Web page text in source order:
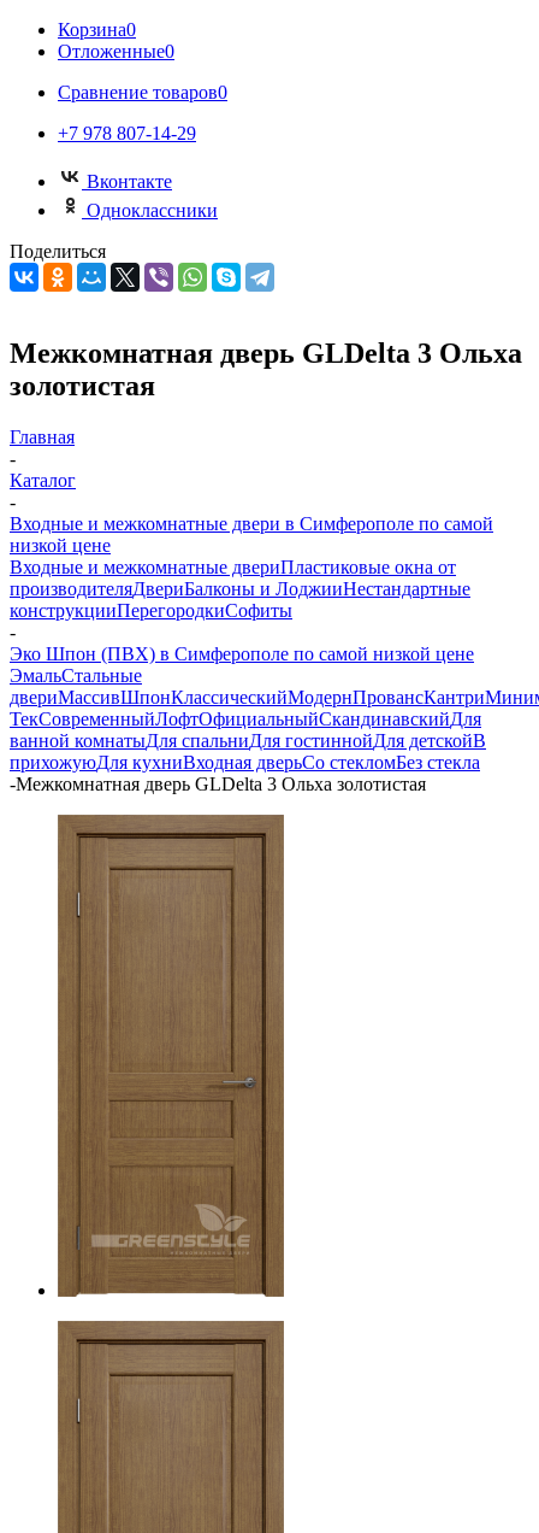
Корзина0
Отложенные0
Сравнение товаров0
+7 978 807-14-29
Вконтакте
Одноклассники
Поделиться
Межкомнатная дверь GLDelta 3 Ольха
золотистая
Главная
-
Каталог
-
Входные и межкомнатные двери в Симферополе по самой
низкой цене
Входные и межкомнатные двериПластиковые окна от
производителяДвериБалконы и ЛоджииНестандартные
конструкцииПерегородкиСофиты
-
Эко Шпон (ПВХ) в Симферополе по самой низкой цене
ЭмальСтальные
двериМассивШпонКлассическийМодернПровансКантри
ТекСовременныйЛофтОфициальныйСкандинавскийДля
ванной комнатыДля спальниДля гостиннойДля детскойВ
прихожуюДля кухниВходная дверьСо стекломБез стекла
-Межкомнатная дверь GLDelta 3 Ольха золотистая